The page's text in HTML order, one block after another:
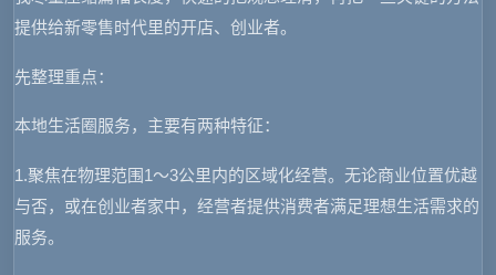
提供给新零售时代里的开店、创业者。
先整理重点：
本地生活圈服务，主要有两种特征：
1.聚焦在物理范围1～3公里内的区域化经营。无论商业位置优越
与否，或在创业者家中，经营者提供消费者满足理想生活需求的
服务。